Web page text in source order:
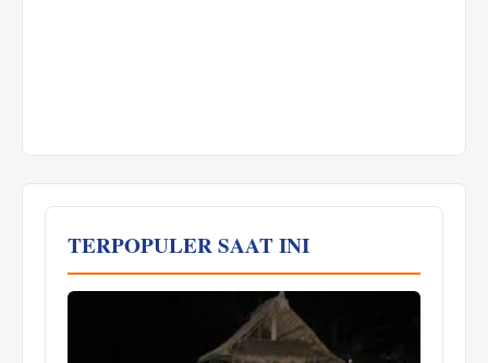
TERPOPULER SAAT INI